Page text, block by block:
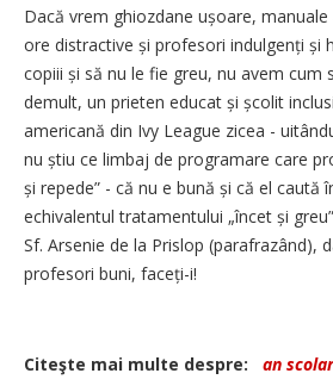
Dacă vrem ghiozdane ușoare,
ore distractive și profesori indulgenți și
copiii și să nu le fie greu, nu avem cum
demult, un prieten educat și școlit
americană din Ivy League zicea -
nu știu ce limbaj de programare care
și repede” - că nu e bună și că el caută
echivalentul tratamentului „încet și
Sf. Arsenie de la Prislop (parafrazând),
profesori buni, faceți-i!
Citeşte mai multe despre: an scolar